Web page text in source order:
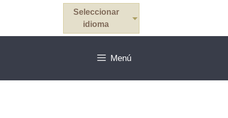
Seleccionar
idioma
Menú